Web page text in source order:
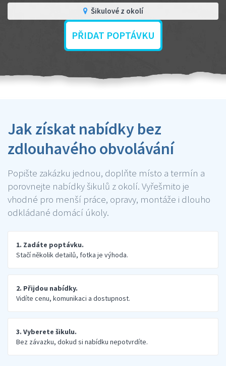
Šikulové z okolí
PŘIDAT POPTÁVKU
Jak získat nabídky bez
zdlouhavého obvolávání
Popište zakázku jednou, doplňte místo a termín a
porovnejte nabídky šikulů z okolí. Vyřešmito je
vhodné pro menší práce, opravy, montáže i dlouho
odkládané domácí úkoly.
1. Zadáte poptávku.
Stačí několik detailů, fotka je výhoda.
2. Přijdou nabídky.
Vidíte cenu, komunikaci a dostupnost.
3. Vyberete šikulu.
Bez závazku, dokud si nabídku nepotvrdíte.